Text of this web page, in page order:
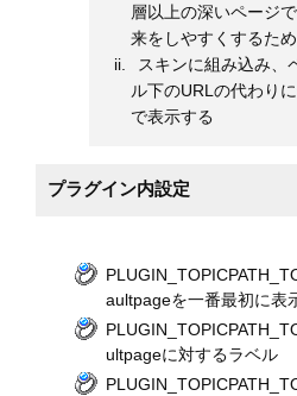
層以上の深いページ
来をしやすくするた
スキンに組み込み、
ル下のURLの代わり
で表示する
プラグイン内設定
aultpageを一番最初に表
ultpageに対するラベル